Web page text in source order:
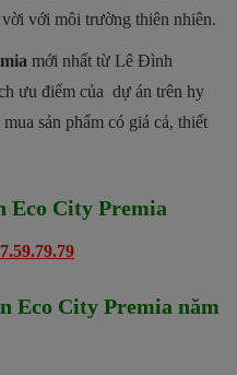
với môi trường thiên nhiên.
mới nhất từ Lê Đình
ưu điểm của dự án trên hy
sản phẩm có giá cả, thiết
Eco City Premia
Eco City Premia năm